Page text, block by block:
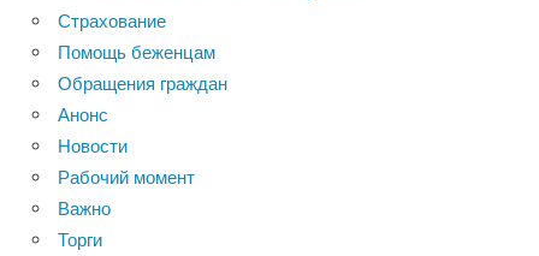
Страхование
Помощь беженцам
Обращения граждан
Анонс
Новости
Рабочий момент
Важно
Торги